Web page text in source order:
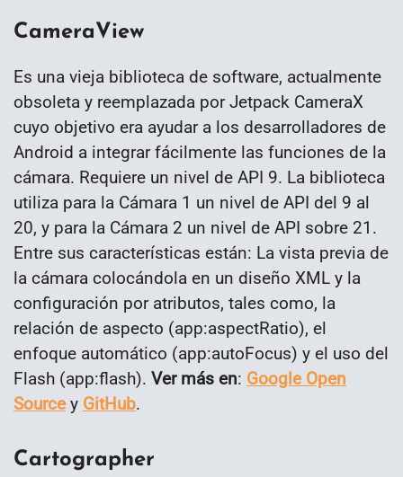
CameraView
Es una vieja biblioteca de software, actualmente
obsoleta y reemplazada por Jetpack CameraX
cuyo objetivo era ayudar a los desarrolladores de
Android a integrar fácilmente las funciones de la
cámara. Requiere un nivel de API 9. La biblioteca
utiliza para la Cámara 1 un nivel de API del 9 al
20, y para la Cámara 2 un nivel de API sobre 21.
Entre sus características están: La vista previa de
la cámara colocándola en un diseño XML y la
configuración por atributos, tales como, la
relación de aspecto (app:aspectRatio), el
enfoque automático (app:autoFocus) y el uso del
Flash (app:flash). Ver más en: Google Open
Sourcey GitHub.
Cartographer